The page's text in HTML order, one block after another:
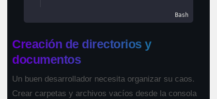
Bash
Creación de directorios y
documentos
Un buen desarrollador necesita organizar su caos.
Crear carpetas y archivos vacíos desde la consola